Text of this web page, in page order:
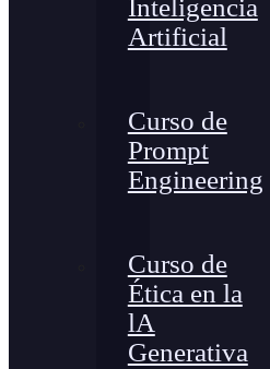
Inteligencia
Artificial
Curso de
Prompt
Engineering
Curso de
Ética en la
lA
Generativa